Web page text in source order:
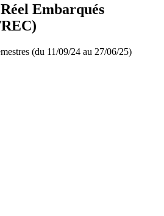
Embarqués
(du 11/09/24 au 27/06/25)